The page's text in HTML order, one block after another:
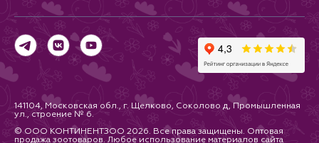
141104, Московская обл., г. Щелково, Соколово д, Промышленная
ул., строение № 6.
© ООО КОНТИНЕНТЗОО 2026. Все права защищены. Оптовая
продажа зоотоваров. Любое использование материалов сайта